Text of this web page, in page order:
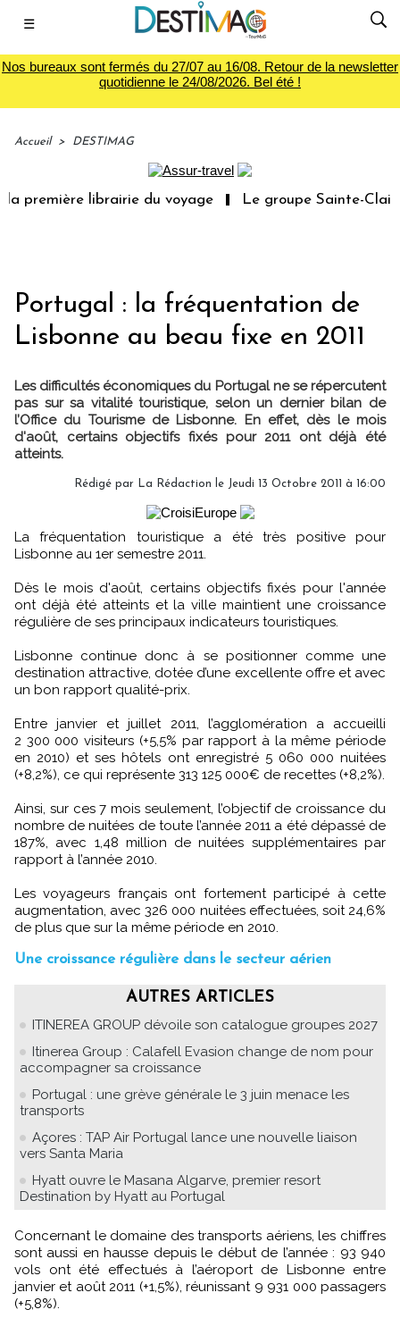
☰
Nos bureaux sont fermés du 27/07 au 16/08. Retour de la newsletter
quotidienne le 24/08/2026. Bel été !
Accueil > DESTIMAG
première librairie du voyage Le groupe Sainte-Claire
Portugal : la fréquentation de
Lisbonne au beau fixe en 2011
Les difficultés économiques du Portugal ne se répercutent
pas sur sa vitalité touristique, selon un dernier bilan de
l’Office du Tourisme de Lisbonne. En effet, dès le mois
d'août, certains objectifs fixés pour 2011 ont déjà été
atteints.
Rédigé par La Rédaction le Jeudi 13 Octobre 2011 à 16:00
La fréquentation touristique a été très positive pour
Lisbonne au 1er semestre 2011.
Dès le mois d'août, certains objectifs fixés pour l'année
ont déjà été atteints et la ville maintient une croissance
régulière de ses principaux indicateurs touristiques.
Lisbonne continue donc à se positionner comme une
destination attractive, dotée d’une excellente offre et avec
un bon rapport qualité-prix.
Entre janvier et juillet 2011, l’agglomération a accueilli
2 300 000 visiteurs (+5,5% par rapport à la même période
en 2010) et ses hôtels ont enregistré 5 060 000 nuitées
(+8,2%), ce qui représente 313 125 000€ de recettes (+8,2%).
Ainsi, sur ces 7 mois seulement, l’objectif de croissance du
nombre de nuitées de toute l’année 2011 a été dépassé de
187%, avec 1,48 million de nuitées supplémentaires par
rapport à l’année 2010.
Les voyageurs français ont fortement participé à cette
augmentation, avec 326 000 nuitées effectuées, soit 24,6%
de plus que sur la même période en 2010.
Une croissance régulière dans le secteur aérien
AUTRES ARTICLES
ITINEREA GROUP dévoile son catalogue groupes 2027
Itinerea Group : Calafell Evasion change de nom pour
accompagner sa croissance
Portugal : une grève générale le 3 juin menace les
transports
Açores : TAP Air Portugal lance une nouvelle liaison
vers Santa Maria
Hyatt ouvre le Masana Algarve, premier resort
Destination by Hyatt au Portugal
Concernant le domaine des transports aériens, les chiffres
sont aussi en hausse depuis le début de l’année : 93 940
vols ont été effectués à l’aéroport de Lisbonne entre
janvier et août 2011 (+1,5%), réunissant 9 931 000 passagers
(+5,8%).